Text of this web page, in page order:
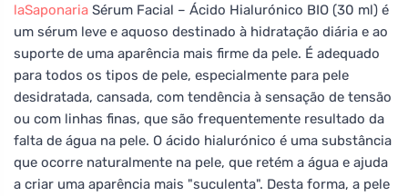
laSaponaria Sérum Facial – Ácido Hialurónico BIO (30 ml) é
um sérum leve e aquoso destinado à hidratação diária e ao
suporte de uma aparência mais firme da pele. É adequado
para todos os tipos de pele, especialmente para pele
desidratada, cansada, com tendência à sensação de tensão
ou com linhas finas, que são frequentemente resultado da
falta de água na pele. O ácido hialurónico é uma substância
que ocorre naturalmente na pele, que retém a água e ajuda
a criar uma aparência mais "suculenta". Desta forma, a pele